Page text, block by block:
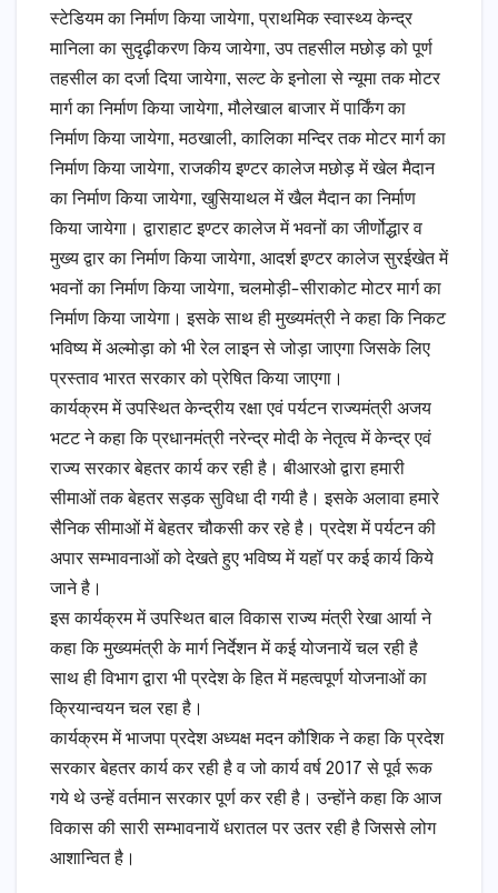
स्टेडियम का निर्माण किया जायेगा, प्राथमिक स्वास्थ्य केन्द्र
मानिला का सुदृढ़ीकरण किय जायेगा, उप तहसील मछोड़ को पूर्ण
तहसील का दर्जा दिया जायेगा, सल्ट के इनोला से न्यूमा तक मोटर
मार्ग का निर्माण किया जायेगा, मौलेखाल बाजार में पार्किंग का
निर्माण किया जायेगा, मठखाली, कालिका मन्दिर तक मोटर मार्ग का
निर्माण किया जायेगा, राजकीय इण्टर कालेज मछोड़ में खेल मैदान
का निर्माण किया जायेगा, खुसियाथल में खैल मैदान का निर्माण
किया जायेगा। द्वाराहाट इण्टर कालेज में भवनों का जीर्णोद्धार व
मुख्य द्वार का निर्माण किया जायेगा, आदर्श इण्टर कालेज सुरईखेत में
भवनों का निर्माण किया जायेगा, चलमोड़ी-सीराकोट मोटर मार्ग का
निर्माण किया जायेगा। इसके साथ ही मुख्यमंत्री ने कहा कि निकट
भविष्य में अल्मोड़ा को भी रेल लाइन से जोड़ा जाएगा जिसके लिए
प्रस्ताव भारत सरकार को प्रेषित किया जाएगा।
कार्यक्रम में उपस्थित केन्द्रीय रक्षा एवं पर्यटन राज्यमंत्री अजय
भटट ने कहा कि प्रधानमंत्री नरेन्द्र मोदी के नेतृत्व में केन्द्र एवं
राज्य सरकार बेहतर कार्य कर रही है। बीआरओ द्वारा हमारी
सीमाओं तक बेहतर सड़क सुविधा दी गयी है। इसके अलावा हमारे
सैनिक सीमाओं में बेहतर चौकसी कर रहे है। प्रदेश में पर्यटन की
अपार सम्भावनाओं को देखते हुए भविष्य में यहॉ पर कई कार्य किये
जाने है।
इस कार्यक्रम में उपस्थित बाल विकास राज्य मंत्री रेखा आर्या ने
कहा कि मुख्यमंत्री के मार्ग निर्देशन में कई योजनायें चल रही है
साथ ही विभाग द्वारा भी प्रदेश के हित में महत्वपूर्ण योजनाओं का
क्रियान्वयन चल रहा है।
कार्यक्रम में भाजपा प्रदेश अध्यक्ष मदन कौशिक ने कहा कि प्रदेश
सरकार बेहतर कार्य कर रही है व जो कार्य वर्ष 2017 से पूर्व रूक
गये थे उन्हें वर्तमान सरकार पूर्ण कर रही है। उन्होंने कहा कि आज
विकास की सारी सम्भावनायें धरातल पर उतर रही है जिससे लोग
आशान्वित है।